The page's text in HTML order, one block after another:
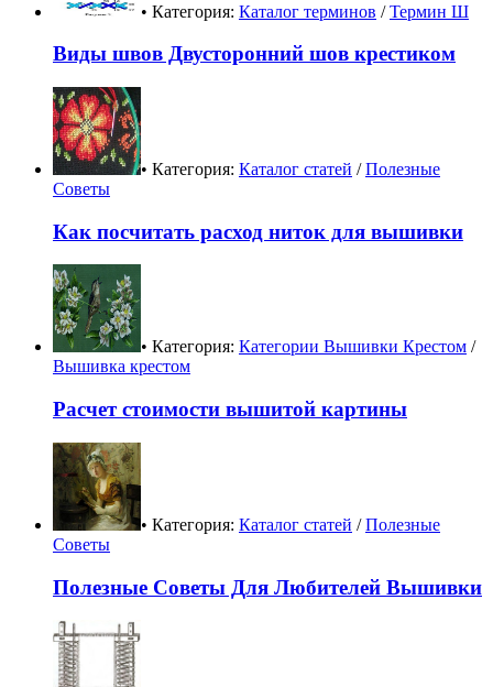
• Категория: Каталог терминов /Термин Ш
Виды швов Двусторонний шов крестиком
• Категория: Каталог статей /Полезные
Советы
Как посчитать расход ниток для вышивки
• Категория: Категории Вышивки Крестом /
Вышивка крестом
Расчет стоимости вышитой картины
• Категория: Каталог статей /Полезные
Советы
Полезные Советы Для Любителей Вышивки